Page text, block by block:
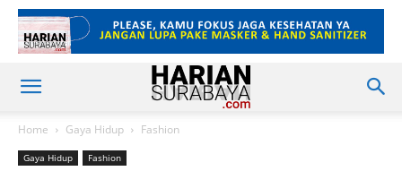
Home Gaya Hidup Fashion
Gaya Hidup Fashion